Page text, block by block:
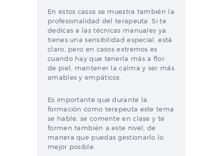
En estos casos se muestra también la
profesionalidad del terapeuta. Si te
dedicas a las técnicas manuales ya
tienes una sensibilidad especial, está
claro, pero en casos extremos es
cuando hay que tenerla más a flor
de piel, mantener la calma y ser más
amables y empáticos.
Es importante que durante la
formación como terapeuta este tema
se hable, se comente en clase y te
formen también a este nivel, de
manera que puedas gestionarlo lo
mejor posible.